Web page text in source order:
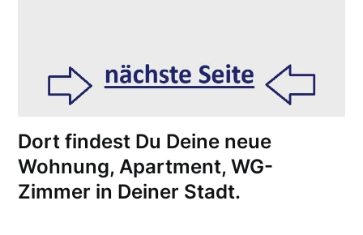
Dort findest Du Deine neue
Wohnung, Apartment, WG-
Zimmer in Deiner Stadt.